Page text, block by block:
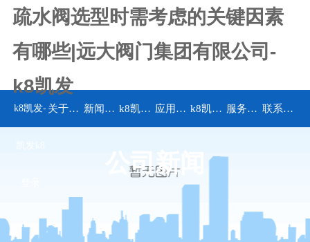
疏水阀选型时需考虑的关键因素
有哪些|远大阀门集团有限公司-
k8凯发
k8凯发- 关于k8凯发 新闻资讯 k8凯发的产品中心 应用领域 k8凯发的解决方案 服务承诺 联系k8凯发
公司新闻